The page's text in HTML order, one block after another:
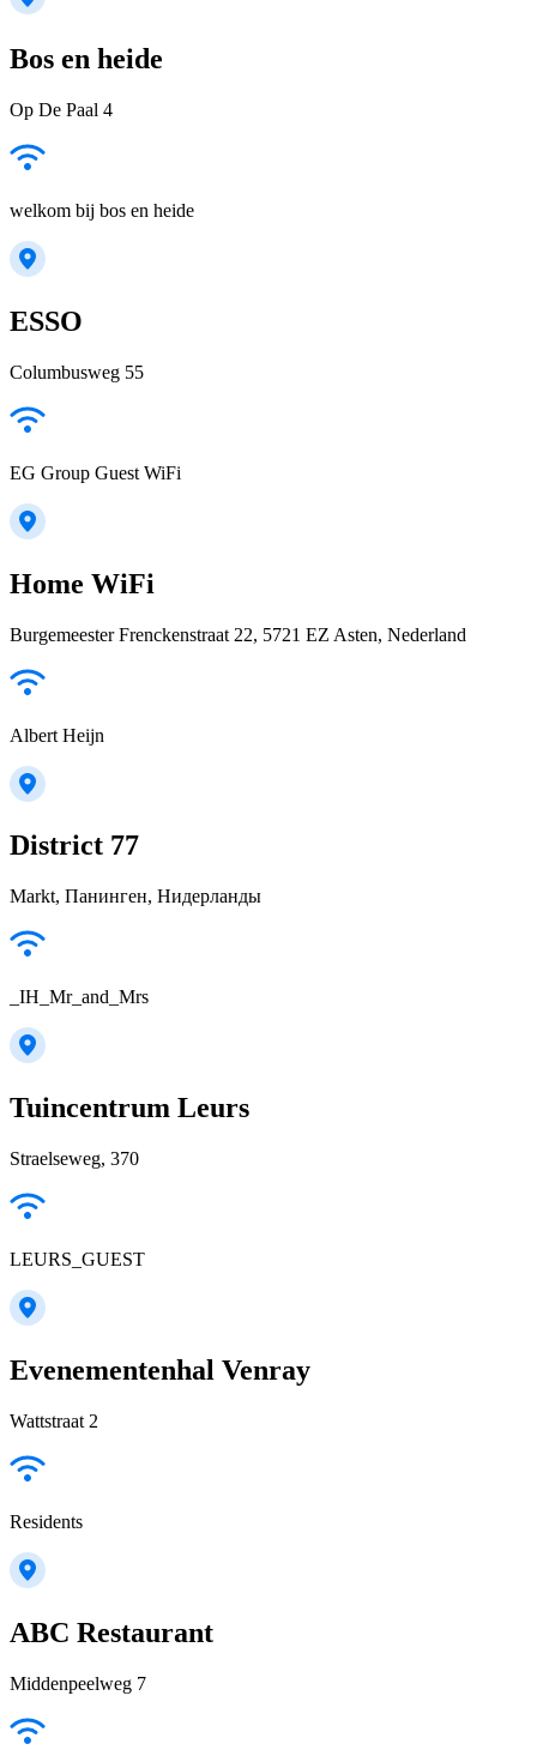
Bos en heide
Op De Paal 4
welkom bij bos en heide
ESSO
Columbusweg 55
EG Group Guest WiFi
Home WiFi
Burgemeester Frenckenstraat 22, 5721 EZ Asten, Nederland
Albert Heijn
District 77
Markt, Панинген, Нидерланды
_IH_Mr_and_Mrs
Tuincentrum Leurs
Straelseweg, 370
LEURS_GUEST
Evenementenhal Venray
Wattstraat 2
Residents
ABC Restaurant
Middenpeelweg 7